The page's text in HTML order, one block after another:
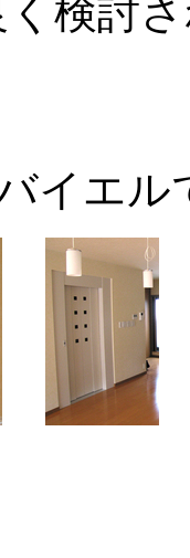
検討
イエル